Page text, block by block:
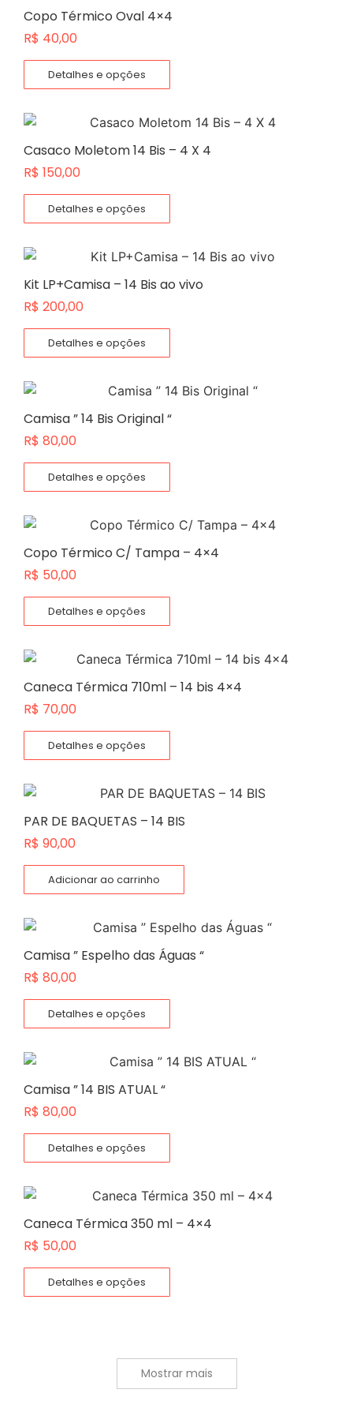
Copo Térmico Oval 4×4
R$ 40,00
Detalhes e opções
Casaco Moletom 14 Bis – 4 X 4
R$ 150,00
Detalhes e opções
Kit LP+Camisa – 14 Bis ao vivo
R$ 200,00
Detalhes e opções
Camisa ” 14 Bis Original “
R$ 80,00
Detalhes e opções
Copo Térmico C/ Tampa – 4×4
R$ 50,00
Detalhes e opções
Caneca Térmica 710ml – 14 bis 4×4
R$ 70,00
Detalhes e opções
PAR DE BAQUETAS – 14 BIS
R$ 90,00
Adicionar ao carrinho
Camisa ” Espelho das Águas “
R$ 80,00
Detalhes e opções
Camisa ” 14 BIS ATUAL “
R$ 80,00
Detalhes e opções
Caneca Térmica 350 ml – 4×4
R$ 50,00
Detalhes e opções
Mostrar mais